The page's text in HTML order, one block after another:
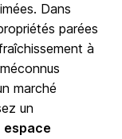
Dans
parées
à
marché
un
espace